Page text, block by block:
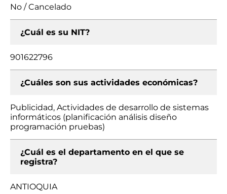
No / Cancelado
¿Cuál es su NIT?
901622796
¿Cuáles son sus actividades económicas?
Publicidad, Actividades de desarrollo de sistemas
informáticos (planificación análisis diseño
programación pruebas)
¿Cuál es el departamento en el que se
registra?
ANTIOQUIA